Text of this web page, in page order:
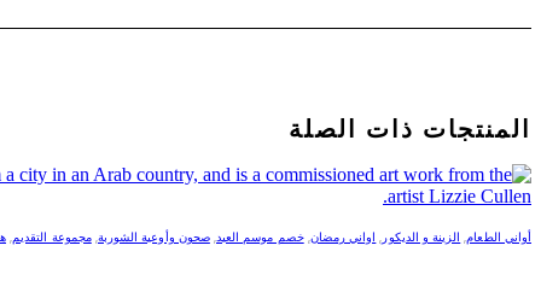
المنتجات ذات الصلة
أواني الطعام, الزينة و الديكور , اواني رمضان,خصم موسم العيد,صحون وأوعية الشوربة,مجموعة التقديم,